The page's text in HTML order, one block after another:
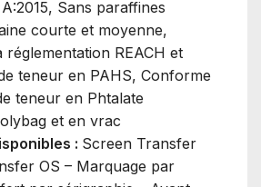
A:2015, Sans paraffines
courte et moyenne,
REACH et
teneur en PAHS, Conforme
teneur en Phtalate
et en vrac
: Screen Transfer
OS – Marquage par